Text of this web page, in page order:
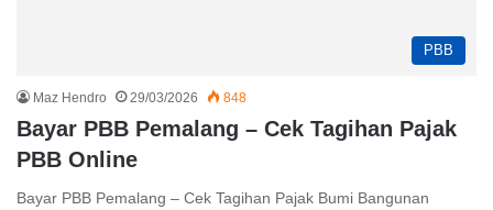
PBB
Maz Hendro 29/03/2026 848
Bayar PBB Pemalang – Cek Tagihan Pajak
PBB Online
Bayar PBB Pemalang – Cek Tagihan Pajak Bumi Bangunan